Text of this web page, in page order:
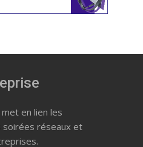
en lien les
réseaux et